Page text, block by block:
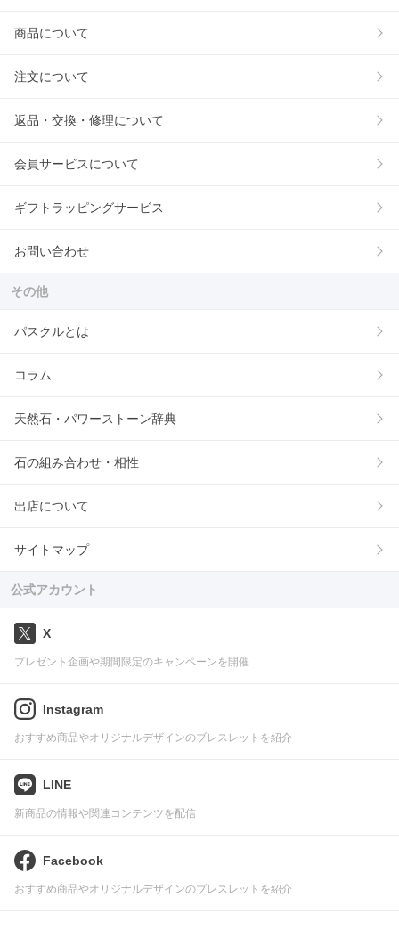
商品について
注文について
返品・交換・修理について
会員サービスについて
ギフトラッピングサービス
お問い合わせ
その他
パスクルとは
コラム
天然石・パワーストーン辞典
石の組み合わせ・相性
出店について
サイトマップ
公式アカウント
X
プレゼント企画や期間限定のキャンペーンを開催
Instagram
おすすめ商品やオリジナルデザインのブレスレットを紹介
LINE
新商品の情報や関連コンテンツを配信
Facebook
おすすめ商品やオリジナルデザインのブレスレットを紹介